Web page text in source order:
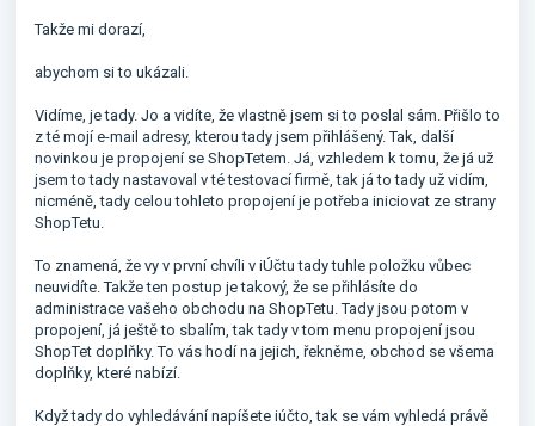
Takže mi dorazí,
abychom si to ukázali.
Vidíme, je tady. Jo a vidíte, že vlastně jsem si to poslal sám. Přišlo to
z té mojí e-mail adresy, kterou tady jsem přihlášený. Tak, další
novinkou je propojení se ShopTetem. Já, vzhledem k tomu, že já už
jsem to tady nastavoval v té testovací firmě, tak já to tady už vidím,
nicméně, tady celou tohleto propojení je potřeba iniciovat ze strany
ShopTetu.
To znamená, že vy v první chvíli v iÚčtu tady tuhle položku vůbec
neuvidíte. Takže ten postup je takový, že se přihlásíte do
administrace vašeho obchodu na ShopTetu. Tady jsou potom v
propojení, já ještě to sbalím, tak tady v tom menu propojení jsou
ShopTet doplňky. To vás hodí na jejich, řekněme, obchod se všema
doplňky, které nabízí.
Když tady do vyhledávání napíšete iúčto, tak se vám vyhledá právě